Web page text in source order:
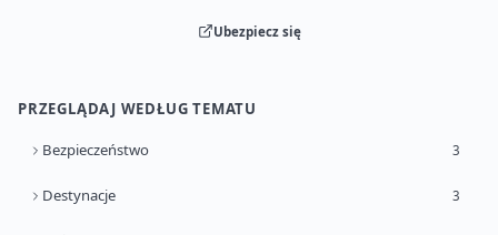
Ubezpiecz się
PRZEGLĄDAJ WEDŁUG TEMATU
Bezpieczeństwo 3
Destynacje 3